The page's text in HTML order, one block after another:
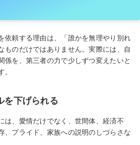
依頼する理由は、「誰かを無理やり別れ
ものだけではありません。実際には、自
係を、第三者の力で少しずつ変えたいと
。
を下げられる
は、愛情だけでなく、世間体、経済不
、プライド、家族への説明のしづらさな